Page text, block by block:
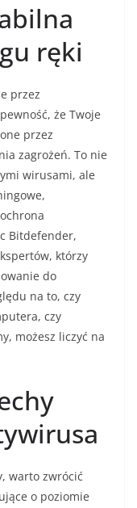
ręki
przez
że Twoje
przez
zagrożeń. To nie
wirusami, ale
Bitdefender,
którzy
do
na to, czy
czy
możesz liczyć na
warto zwrócić
o poziomie